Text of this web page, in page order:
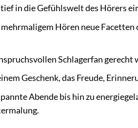
in die Gefühlswelt des Hörers
Hören neue
Schlagerfan
Geschenk, das Freude,
Abende bis hin zu